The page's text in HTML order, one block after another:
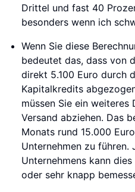
Drittel und fast 40
besonders wenn ich
Wenn Sie diese
bedeutet das, dass von
direkt 5.100 Euro durch
Kapitalkredits
müssen Sie ein
Versand abziehen. Das
Monats rund 15.000
Unternehmen zu führen.
Unternehmens kann
oder sehr knapp